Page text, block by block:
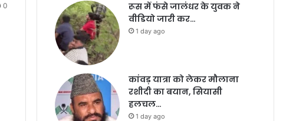
0
रूस में फंसे जालंधर के युवक ने
वीडियो जारी कर…
1 day ago
कांवड़ यात्रा को लेकर मौलाना
रशीदी का बयान, सियासी
हलचल…
1 day ago